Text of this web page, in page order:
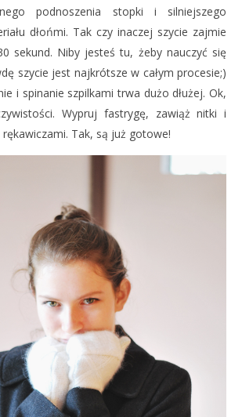
podnoszenia stopki i silniejszego
dłońmi. Tak czy inaczej szycie zajmie
sekund. Niby jesteś tu, żeby nauczyć się
szycie jest najkrótsze w całym procesie;)
i spinanie szpilkami trwa dużo dłużej. Ok,
Wypruj fastrygę, zawiąż nitki i
rękawiczami. Tak, są już gotowe!